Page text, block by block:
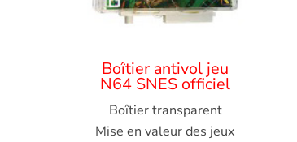
Boîtier antivol jeu
N64 SNES officiel
Boîtier transparent
Mise en valeur des jeux